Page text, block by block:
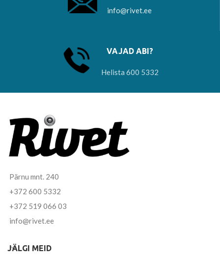
info@rivet.ee
VAJAD ABI?
Helista 600 5332
Pärnu mnt. 240
+372 600 5332
+372 519 066 03
info@rivet.ee
JÄLGI MEID